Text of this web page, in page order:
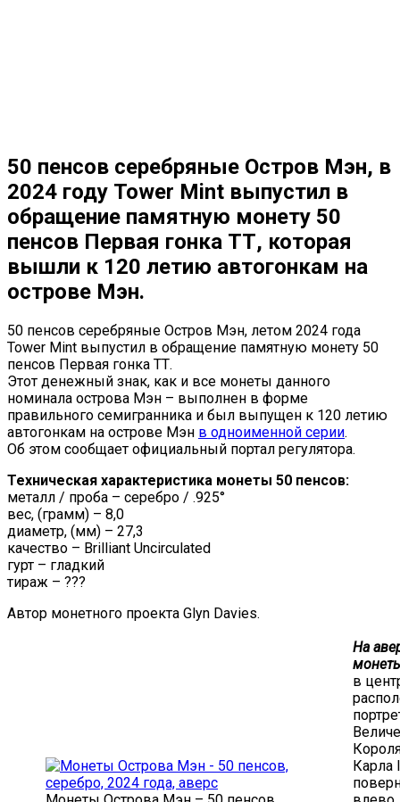
50 пенсов серебряные Остров Мэн, в
2024 году Tower Mint выпустил в
обращение памятную монету 50
пенсов Первая гонка ТТ, которая
вышли к 120 летию автогонкам на
острове Мэн.
50 пенсов серебряные Остров Мэн, летом 2024 года
Tower Mint выпустил в обращение памятную монету 50
пенсов Первая гонка ТТ.
Этот денежный знак, как и все монеты данного
номинала острова Мэн – выполнен в форме
правильного семигранника и был выпущен к 120 летию
автогонкам на острове Мэн в одноименной серии.
Об этом сообщает официальный портал регулятора.
Техническая характеристика монеты 50 пенсов:
металл / проба – серебро / .925°
вес, (грамм) – 8,0
диаметр, (мм) – 27,3
качество – Brilliant Uncirculated
гурт – гладкий
тираж – ???
Автор монетного проекта Glyn Davies.
На
в
Карла